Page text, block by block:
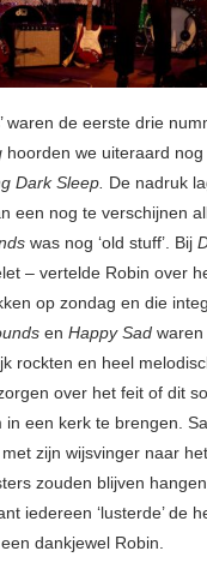
waren de eerste drie
hoorden we uiteraard
Dark Sleep. De nadruk
een nog te verschijnen
was nog ‘old stuff’. Bij
– vertelde Robin over
op zondag en die
en Happy Sad
rockten en heel
over het feit of dit
in een kerk te brengen.
zijn wijsvinger naar
zouden blijven
iedereen ‘lusterde’ de
dankjewel Robin.